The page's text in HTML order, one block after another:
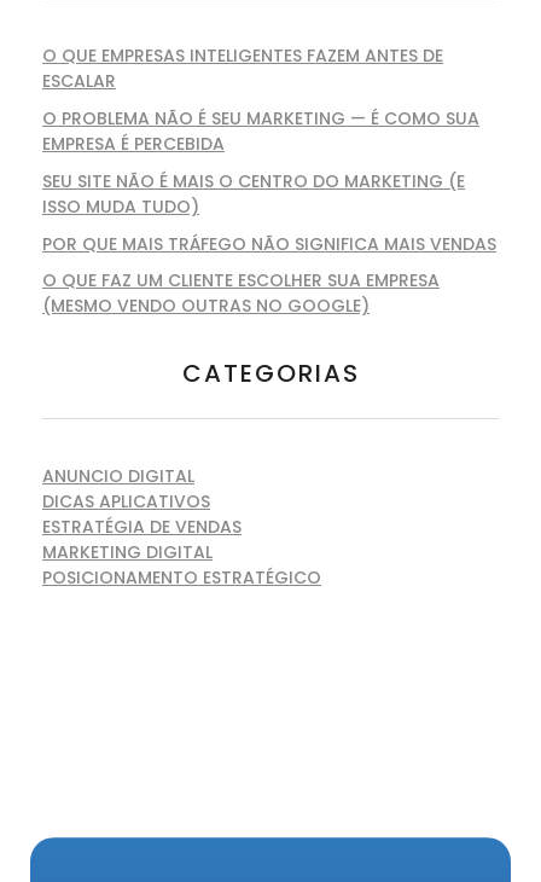
O QUE EMPRESAS INTELIGENTES FAZEM ANTES DE
ESCALAR
O PROBLEMA NÃO É SEU MARKETING — É COMO SUA
EMPRESA É PERCEBIDA
SEU SITE NÃO É MAIS O CENTRO DO MARKETING (E
ISSO MUDA TUDO)
POR QUE MAIS TRÁFEGO NÃO SIGNIFICA MAIS VENDAS
O QUE FAZ UM CLIENTE ESCOLHER SUA EMPRESA
(MESMO VENDO OUTRAS NO GOOGLE)
CATEGORIAS
ANUNCIO DIGITAL
DICAS APLICATIVOS
ESTRATÉGIA DE VENDAS
MARKETING DIGITAL
POSICIONAMENTO ESTRATÉGICO